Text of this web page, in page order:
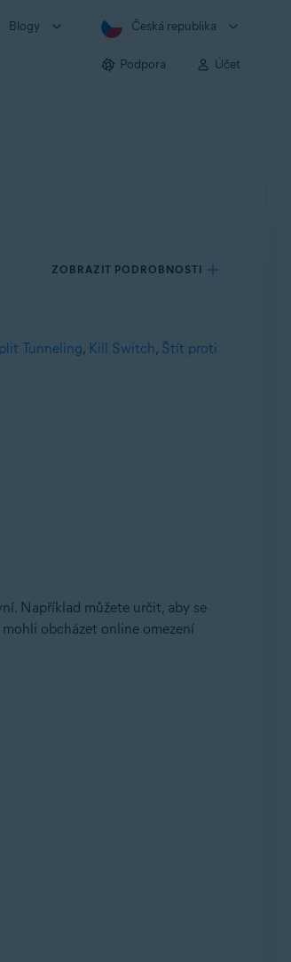
Blogy Česká republika
Podpora Účet
ZOBRAZIT PODROBNOSTI
Tunneling, Kill Switch, Štít proti
Například můžete určit, aby se
obcházet online omezení